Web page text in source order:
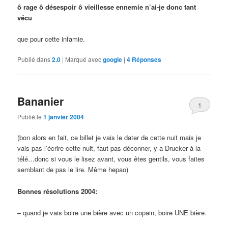
ô rage ô désespoir ô vieillesse ennemie n’ai-je donc tant
vécu
que pour cette infamie.
Publié dans2.0 | Marqué avecgoogle |4 Réponses
Bananier
Publié le1 janvier 2004
1
(bon alors en fait, ce billet je vais le dater de cette nuit mais je
vais pas l’écrire cette nuit, faut pas déconner, y a Drucker à la
télé…donc si vous le lisez avant, vous êtes gentils, vous faites
semblant de pas le lire. Même hepao)
Bonnes résolutions 2004:
– quand je vais boire une bière avec un copain, boire UNE bière.